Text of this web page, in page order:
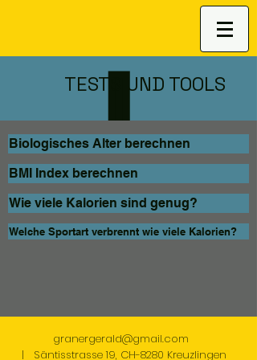
TESTS UND TOOLS
Biologisches Alter berechnen
BMI Index berechnen
Wie viele Kalorien sind genug?
Welche Sportart verbrennt wie viele Kalorien?
granergerald@gmail.com
| Säntisstrasse 19, CH-8280 Kreuzlingen